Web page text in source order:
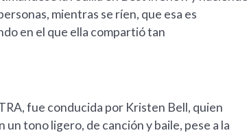
mientras se ríen, que esa es
en el que ella compartió tan
fue conducida por Kristen Bell, quien
tono ligero, de canción y baile, pese a la